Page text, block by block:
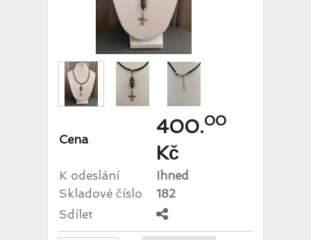
Cena
400.00
Kč
K odeslání
Ihned
Skladové číslo
182
Sdílet